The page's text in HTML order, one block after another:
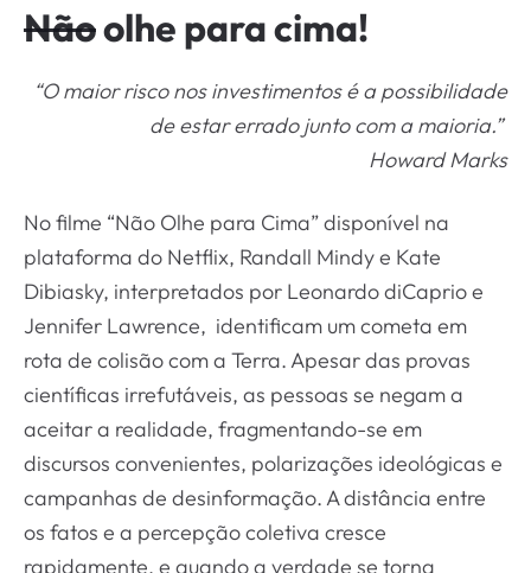
Nãoolhe para cima!
“O maior risco nos investimentos é a possibilidade
de estar errado junto com a maioria.”
Howard Marks
No filme “Não Olhe para Cima” disponível na
plataforma do Netflix, Randall Mindy e Kate
Dibiasky, interpretados por Leonardo diCaprio e
Jennifer Lawrence, identificam um cometa em
rota de colisão com a Terra. Apesar das provas
científicas irrefutáveis, as pessoas se negam a
aceitar a realidade, fragmentando-se em
discursos convenientes, polarizações ideológicas e
campanhas de desinformação. A distância entre
os fatos e a percepção coletiva cresce
rapidamente, e quando a verdade se torna